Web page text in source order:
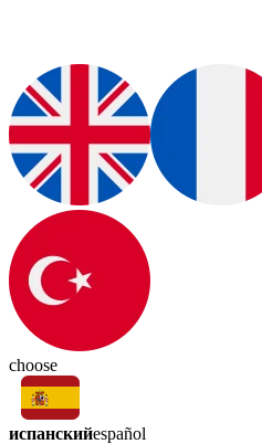
choose
испанскийespañol